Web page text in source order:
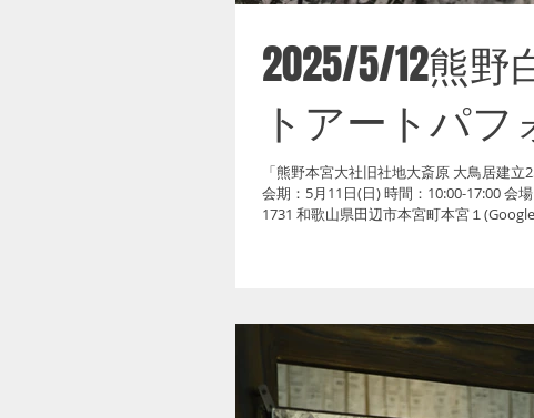
2025/5/12熊
トアートパフ
「熊野本宮大社旧社地大斎原 大鳥居建
会期：5月11日(日) 時間：10:00-17:00